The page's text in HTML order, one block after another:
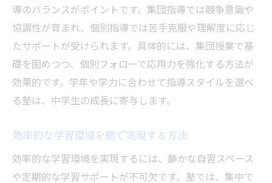
合格実績から学ぶ塾選びのポイント
塾の志望校別サポートの特徴とは
塾で受けられる進路相談のメリット
塾の受験情報活用で合格力アップ
塾のサポートが合格を後押しする理由
塾の手厚いサポート体制を徹底解説
中学生に適した塾のフォローアップ法
塾の学習管理が力を発揮する場面
導のバランスがポイントです。集団指導では競争意識や
協調性が育まれ、個別指導では苦手克服や理解度に応じ
たサポートが受けられます。具体的には、集団授業で基
礎を固めつつ、個別フォローで応用力を強化する方法が
効果的です。学年や学力に合わせて指導スタイルを選べ
る塾は、中学生の成長に寄与します。
効率的な学習環境を塾で実現する方法
効率的な学習環境を実現するには、静かな自習スペース
や定期的な学習サポートが不可欠です。塾では、集中で